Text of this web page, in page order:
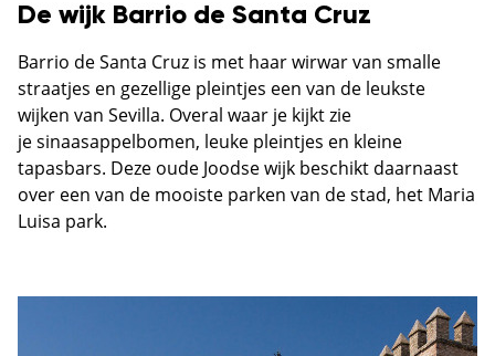
De wijk Barrio de Santa Cruz
Barrio de Santa Cruz is met haar wirwar van smalle
straatjes en gezellige pleintjes een van de leukste
wijken van Sevilla. Overal waar je kijkt zie
je sinaasappelbomen, leuke pleintjes en kleine
tapasbars. Deze oude Joodse wijk beschikt daarnaast
over een van de mooiste parken van de stad, het Maria
Luisa park.